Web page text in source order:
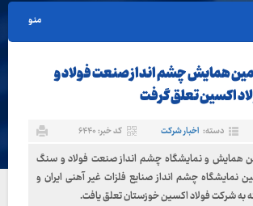
منو
همایش چشم انداز صنعت فولاد و
اکسین تعلق گرفت
دسته: اخبار شرکت کد خبر: ۶۴۴۰
همایش و نمایشگاه چشم انداز صنعت فولاد و سنگ
نمایشگاه چشم انداز صنایع فلزات غیر آهنی ایران و
به شرکت فولاد اکسین خوزستان تعلق یافت.